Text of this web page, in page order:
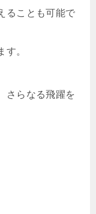
ることも可能で
す。
さらなる飛躍を